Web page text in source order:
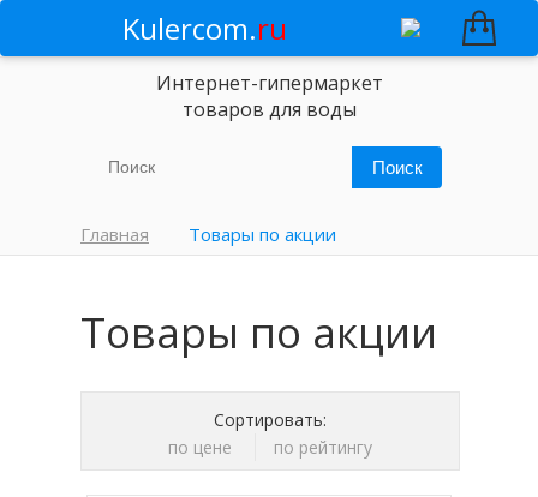
Kulercom.ru
Интернет-гипермаркет
товаров для воды
Главная Товары по акции
Товары по акции
Сортировать:
по цене
по рейтингу